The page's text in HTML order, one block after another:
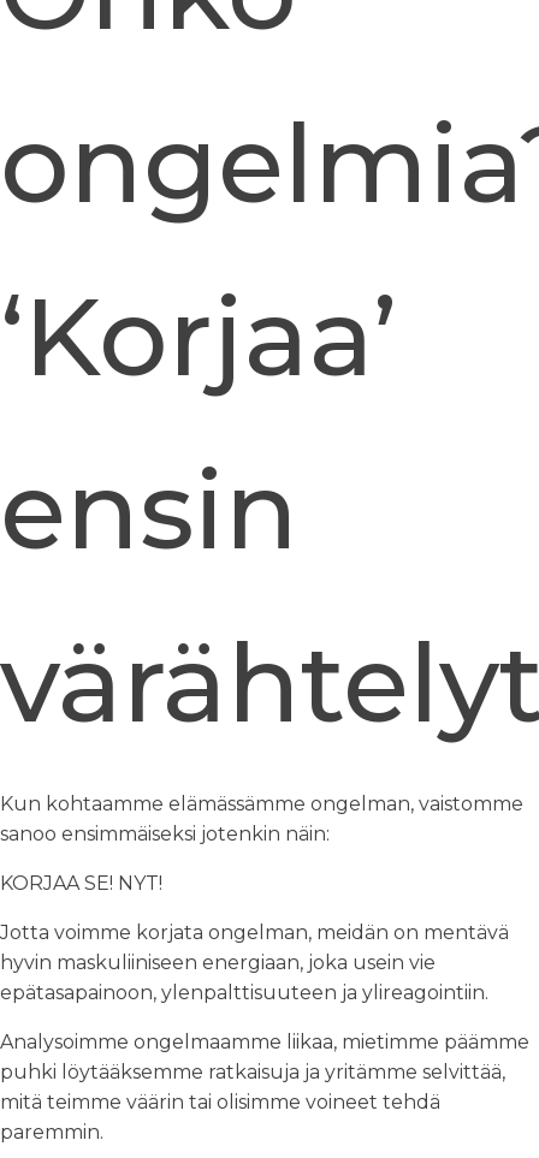
‘Korjaa’
ensin
Kun kohtaamme elämässämme ongelman, vaistomme
sanoo ensimmäiseksi jotenkin näin:
KORJAA SE! NYT!
Jotta voimme korjata ongelman, meidän on mentävä
hyvin maskuliiniseen energiaan, joka usein vie
epätasapainoon, ylenpalttisuuteen ja ylireagointiin.
Analysoimme ongelmaamme liikaa, mietimme päämme
puhki löytääksemme ratkaisuja ja yritämme selvittää,
mitä teimme väärin tai olisimme voineet tehdä
paremmin.